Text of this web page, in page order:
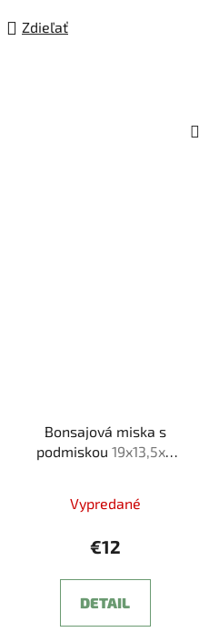
Zdieľať
Bonsajová miska s
podmiskou 19x13,5x6
Vypredané
€12
DETAIL